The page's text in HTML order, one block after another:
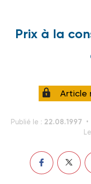
Prix à la
Article
Publié le : 22.08.1997